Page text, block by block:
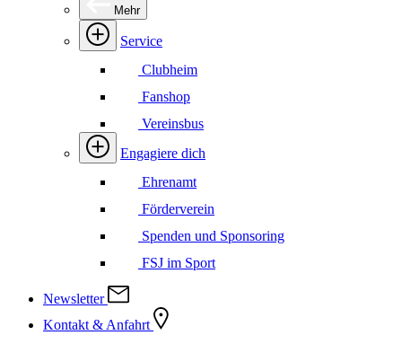
Mehr
Service
Clubheim
Fanshop
Vereinsbus
Engagiere dich
Ehrenamt
Förderverein
Spenden und Sponsoring
FSJ im Sport
Newsletter
Kontakt & Anfahrt